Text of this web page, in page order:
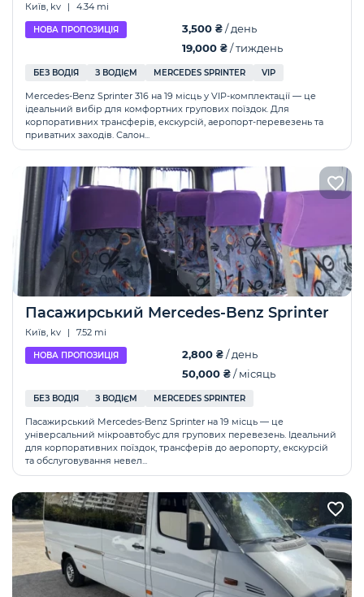
Київ, kv | 4.34 mi
НОВА ПРОПОЗИЦІЯ 3,500 ₴/ день
19,000 ₴/ тиждень
БЕЗ ВОДІЯ З ВОДІЄМ MERCEDES SPRINTER VIP
Mercedes-Benz Sprinter 316 на 19 місць у VIP-комплектації — це
ідеальний вибір для комфортних групових поїздок. Для
корпоративних трансферів, екскурсій, аеропорт-перевезень та
приватних заходів. Салон...
Пасажирський Mercedes-Benz Sprinter
Київ, kv | 7.52 mi
НОВА ПРОПОЗИЦІЯ 2,800 ₴/ день
50,000 ₴/ місяць
БЕЗ ВОДІЯ З ВОДІЄМ MERCEDES SPRINTER
Пасажирський Mercedes-Benz Sprinter на 19 місць — це
універсальний мікроавтобус для групових перевезень. Ідеальний
для корпоративних поїздок, трансферів до аеропорту, екскурсій
та обслуговування невел...